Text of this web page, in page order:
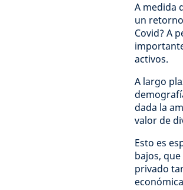
A medida
un
Covid? A
activos.
A largo
dada la
valor de
Esto es
bajos,
privado